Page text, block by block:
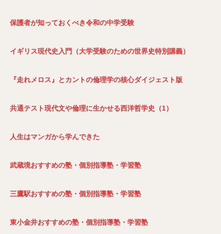
保護者が知っておくべき令和の中学受験
イギリス現代史入門（大学受験のための世界史特別講義）
『走れメロス』とカントの倫理学の核心ダイジェスト版
共通テスト現代文や倫理に生かせる西洋哲学史（1）
人生はマンガから学んできた
武蔵境おすすめの塾・個別指導塾・学習塾
三鷹駅おすすめの塾・個別指導塾・学習塾
東小金井おすすめの塾・個別指導塾・学習塾